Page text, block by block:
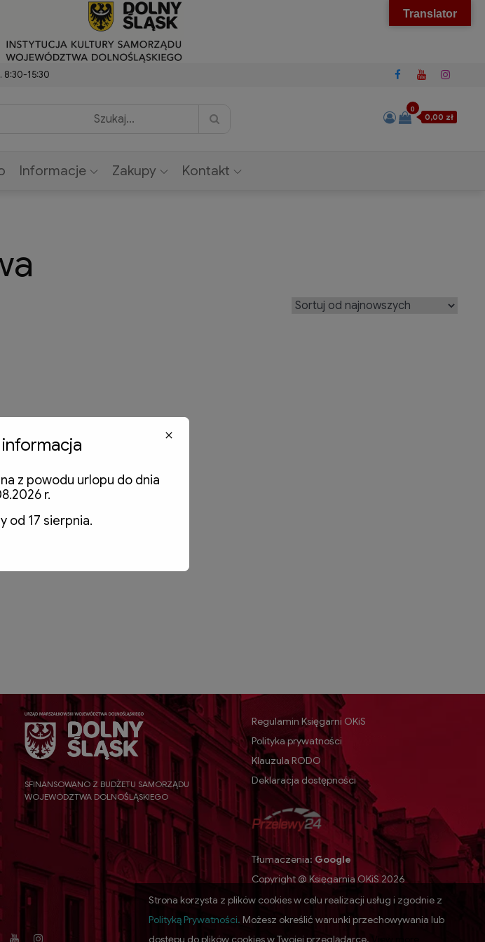
8:30-15:30
0
0,00 zł
Informacje Zakupy Kontakt
SFINANSOWANO Z BUDŻETU SAMORZĄDU
WOJEWÓDZTWA DOLNOŚLĄSKIEGO
Regulamin Księgarni OKiS
Polityka prywatności
Klauzula RODO
Deklaracja dostępności
Tłumaczenia: Google
Copyright @ Księgarnia OKiS 2026
Translator
Strona korzysta z plików cookies w celu realizacji usług i zgodnie z
Polityką Prywatności. Możesz określić warunki przechowywania lub
dostępu do plików cookies w Twojej przeglądarce.
z powodu urlopu do dnia
r.
od 17 sierpnia.